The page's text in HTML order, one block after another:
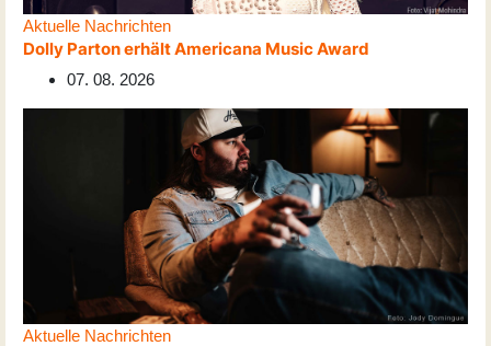
Aktuelle Nachrichten
Dolly Parton erhält Americana Music Award
07. 08. 2026
Aktuelle Nachrichten